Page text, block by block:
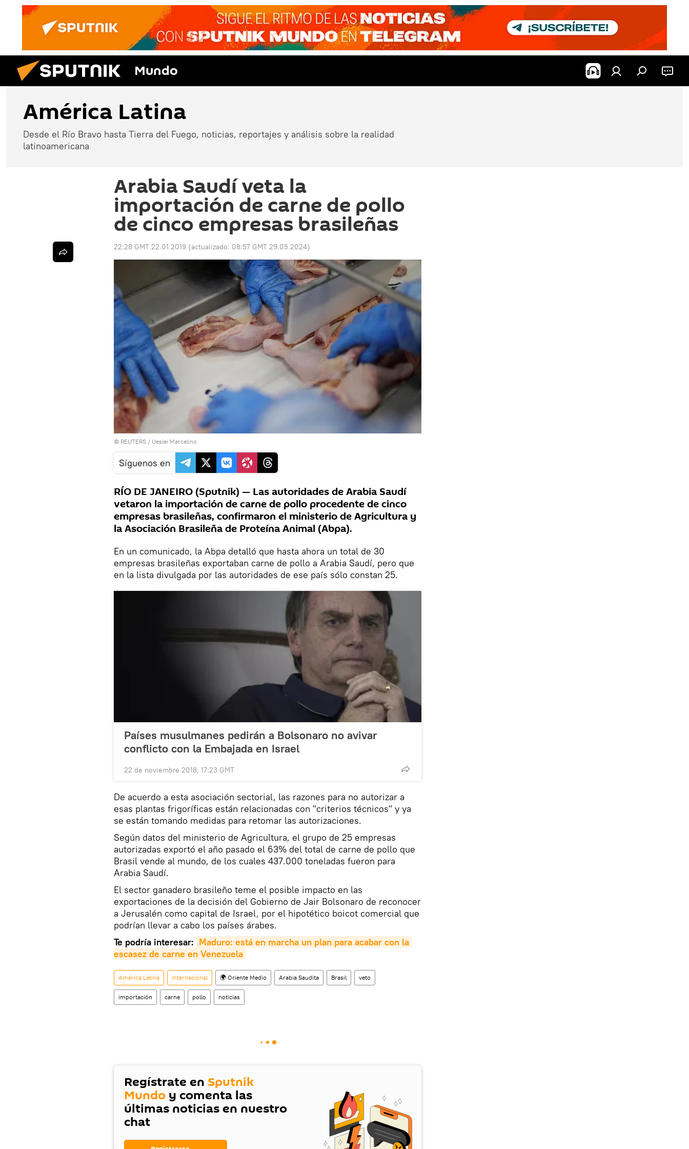
Mundo
América Latina
Desde el Río Bravo hasta Tierra del Fuego, noticias, reportajes y análisis sobre la realidad
latinoamericana
Arabia Saudí veta la
importación de carne de pollo
de cinco empresas brasileñas
22:28 GMT 22.01.2019 (actualizado: 08:57 GMT 29.05.2024)
© REUTERS / Ueslei Marcelino
Síguenos en
RÍO DE JANEIRO (Sputnik) — Las autoridades de Arabia Saudí
vetaron la importación de carne de pollo procedente de cinco
empresas brasileñas, confirmaron el ministerio de Agricultura y
la Asociación Brasileña de Proteína Animal (Abpa).
En un comunicado, la Abpa detalló que hasta ahora un total de 30
empresas brasileñas exportaban carne de pollo a Arabia Saudí, pero que
en la lista divulgada por las autoridades de ese país sólo constan 25.
Países musulmanes pedirán a Bolsonaro no avivar
conflicto con la Embajada en Israel
22 de noviembre 2018, 17:23 GMT
De acuerdo a esta asociación sectorial, las razones para no autorizar a
esas plantas frigoríficas están relacionadas con "criterios técnicos" y ya
se están tomando medidas para retomar las autorizaciones.
Según datos del ministerio de Agricultura, el grupo de 25 empresas
autorizadas exportó el año pasado el 63% del total de carne de pollo que
Brasil vende al mundo, de los cuales 437.000 toneladas fueron para
Arabia Saudí.
El sector ganadero brasileño teme el posible impacto en las
exportaciones de la decisión del Gobierno de Jair Bolsonaro de reconocer
a Jerusalén como capital de Israel, por el hipotético boicot comercial que
podrían llevar a cabo los países árabes.
Te podría interesar: Maduro: está en marcha un plan para acabar con la
escasez de carne en Venezuela
América Latina Internacional 🌍 Oriente Medio Arabia Saudita Brasil veto
importación carne pollo noticias
Regístrate en Sputnik
Mundo y comenta las
últimas noticias en nuestro
chat